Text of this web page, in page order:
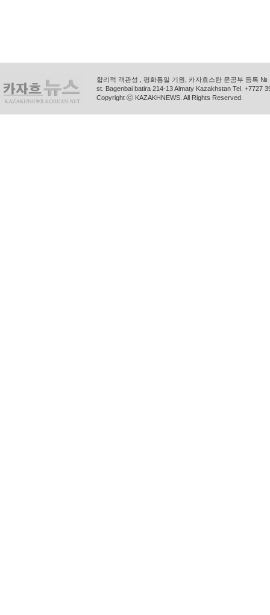
합리적 객관성 , 평화통일 기원, 카자흐스탄 문공부 등록
st. Bagenbai batira 214-13 Almaty Kazakhstan Tel. +7727
Copyright ⓒ KAZAKHNEWS. All Rights Reserved.